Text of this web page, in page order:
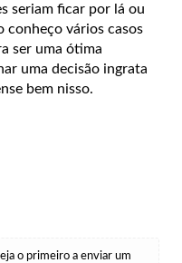
seriam ficar por lá ou
conheço vários casos
ser uma ótima
uma decisão ingrata
bem nisso.
o primeiro a enviar um